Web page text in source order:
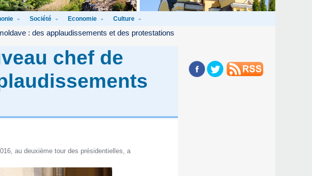
Société Economie Culture
: des applaudissements et des protestations
chef de
au deuxième tour des présidentielles, a